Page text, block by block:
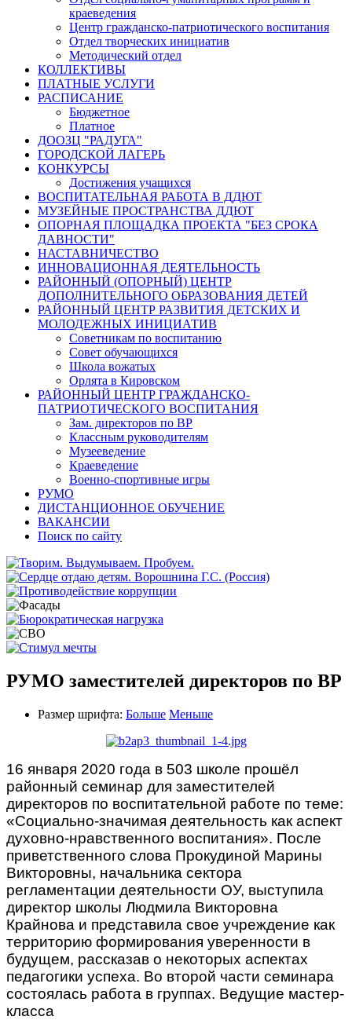
краеведения
Центр гражданско-патриотического воспитания
Отдел творческих инициатив
Методический отдел
КОЛЛЕКТИВЫ
ПЛАТНЫЕ УСЛУГИ
РАСПИСАНИЕ
Бюджетное
Платное
ДООЗЦ "РАДУГА"
ГОРОДСКОЙ ЛАГЕРЬ
КОНКУРСЫ
Достижения учащихся
ВОСПИТАТЕЛЬНАЯ РАБОТА В ДДЮТ
МУЗЕЙНЫЕ ПРОСТРАНСТВА ДДЮТ
ОПОРНАЯ ПЛОЩАДКА ПРОЕКТА "БЕЗ СРОКА
ДАВНОСТИ"
НАСТАВНИЧЕСТВО
ИННОВАЦИОННАЯ ДЕЯТЕЛЬНОСТЬ
РАЙОННЫЙ (ОПОРНЫЙ) ЦЕНТР
ДОПОЛНИТЕЛЬНОГО ОБРАЗОВАНИЯ ДЕТЕЙ
РАЙОННЫЙ ЦЕНТР РАЗВИТИЯ ДЕТСКИХ И
МОЛОДЕЖНЫХ ИНИЦИАТИВ
Советникам по воспитанию
Совет обучающихся
Школа вожатых
Орлята в Кировском
РАЙОННЫЙ ЦЕНТР ГРАЖДАНСКО-
ПАТРИОТИЧЕСКОГО ВОСПИТАНИЯ
Зам. директоров по ВР
Классным руководителям
Музееведение
Краеведение
Военно-спортивные игры
РУМО
ДИСТАНЦИОННОЕ ОБУЧЕНИЕ
ВАКАНСИИ
Поиск по сайту
РУМО заместителей директоров по ВР
Размер шрифта: Больше Меньше
16 января 2020 года в 503 школе прошёл
районный семинар для заместителей
директоров по воспитательной работе по теме:
«Социально-значимая деятельность как аспект
духовно-нравственного воспитания». После
приветственного слова Прокудиной Марины
Викторовны, начальника сектора
регламентации деятельности ОУ, выступила
директор школы Людмила Викторовна
Крайнова и представила свое учреждение как
территорию формирования уверенности в
будущем, рассказав о некоторых аспектах
педагогики успеха. Во второй части семинара
состоялась работа в группах. Ведущие мастер-
класса